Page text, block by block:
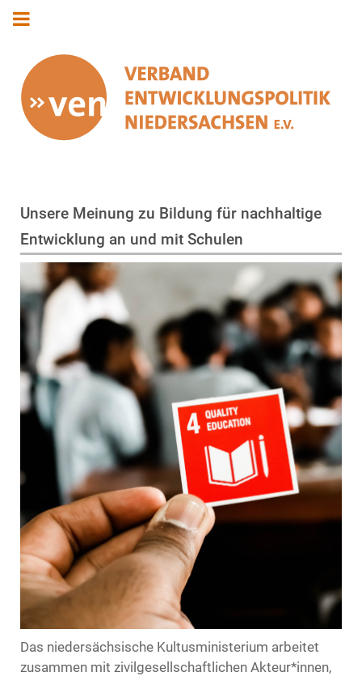
Unsere Meinung zu Bildung für nachhaltige
Entwicklung an und mit Schulen
Das niedersächsische Kultusministerium arbeitet
zusammen mit zivilgesellschaftlichen Akteur*innen,